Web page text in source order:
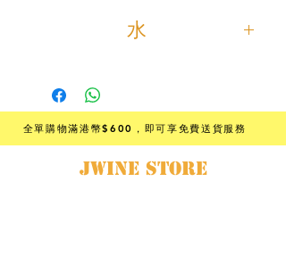
使用丹波名產―「兵庫北錦」米釀
川酵母製造出來的純米大吟釀米香濃
郁，
由於米飯很軟，所以很容易融化，而
且味道飽滿，具有特有的清爽甜味。
「桃花」帶有微淡的甜味及宛如桃花
水
泉」，造就了酒質清澈的「小鼓」系
全單購物滿港幣$600 ，即可享免費送貨服務
JWINE STORE